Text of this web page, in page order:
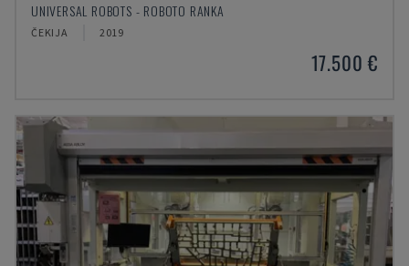
UNIVERSAL ROBOTS - ROBOTO RANKA
ČEKIJA 2019
17.500 €